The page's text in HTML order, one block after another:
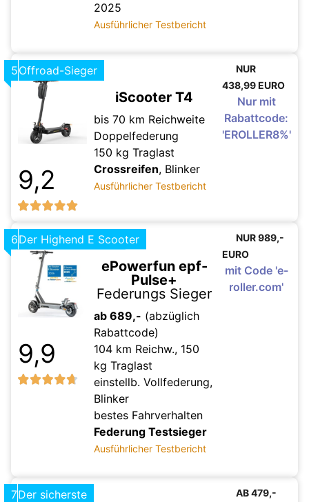
2025
Ausführlicher Testbericht
9,2
5Offroad-Sieger
iScooter T4
bis 70 km Reichweite
Doppelfederung
150 kg Traglast
Crossreifen, Blinker
Ausführlicher Testbericht
NUR
438,99 EURO
Nur mit
Rabattcode:
'EROLLER8%'
1Unsere Empfehlung
6Der Highend E Scooter
9,9
ePowerfun epf-
Pulse+
Federungs Sieger
ab 689,- (abzüglich
Rabattcode)
104 km Reichw., 150
kg Traglast
einstellb. Vollfederung,
Blinker
bestes Fahrverhalten
Federung Testsieger
Ausführlicher Testbericht
NUR 989,-
EURO
mit Code 'e-
roller.com'
7Der sicherste
AB 479,-